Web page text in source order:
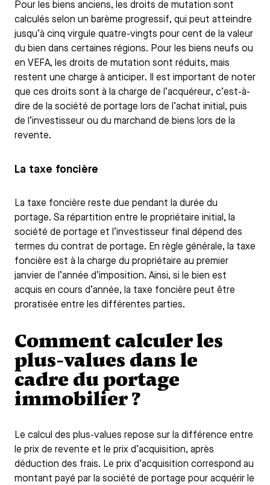
Pour les biens anciens, les droits de mutation sont
calculés selon un barème progressif, qui peut atteindre
jusqu’à cinq virgule quatre-vingts pour cent de la valeur
du bien dans certaines régions. Pour les biens neufs ou
en VEFA, les droits de mutation sont réduits, mais
restent une charge à anticiper. Il est important de noter
que ces droits sont à la charge de l’acquéreur, c’est-à-
dire de la société de portage lors de l’achat initial, puis
de l’investisseur ou du marchand de biens lors de la
revente.
La taxe foncière
La taxe foncière reste due pendant la durée du
portage. Sa répartition entre le propriétaire initial, la
société de portage et l’investisseur final dépend des
termes du contrat de portage. En règle générale, la taxe
foncière est à la charge du propriétaire au premier
janvier de l’année d’imposition. Ainsi, si le bien est
acquis en cours d’année, la taxe foncière peut être
proratisée entre les différentes parties.
Comment calculer les
plus-values dans le
cadre du portage
immobilier ?
Le calcul des plus-values repose sur la différence entre
le prix de revente et le prix d’acquisition, après
déduction des frais. Le prix d’acquisition correspond au
montant payé par la société de portage pour acquérir le